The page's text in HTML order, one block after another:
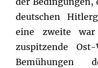
deutschen
eine zweite
zuspitzende